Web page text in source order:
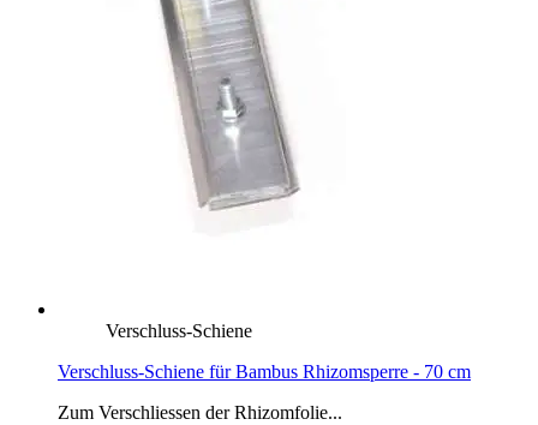
Verschluss-Schiene
Verschluss-Schiene für Bambus Rhizomsperre - 70 cm
Zum Verschliessen der Rhizomfolie...